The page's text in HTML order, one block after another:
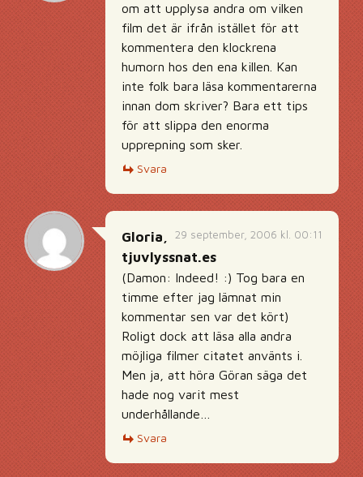
om att upplysa andra om vilken
film det är ifrån istället för att
kommentera den klockrena
humorn hos den ena killen. Kan
inte folk bara läsa kommentarerna
innan dom skriver? Bara ett tips
för att slippa den enorma
upprepning som sker.
Svara
29 september, 2006 kl. 00:11
Gloria,
tjuvlyssnat.es
(Damon: Indeed! :) Tog bara en
timme efter jag lämnat min
kommentar sen var det kört)
Roligt dock att läsa alla andra
möjliga filmer citatet använts i.
Men ja, att höra Göran säga det
hade nog varit mest
underhållande…
Svara